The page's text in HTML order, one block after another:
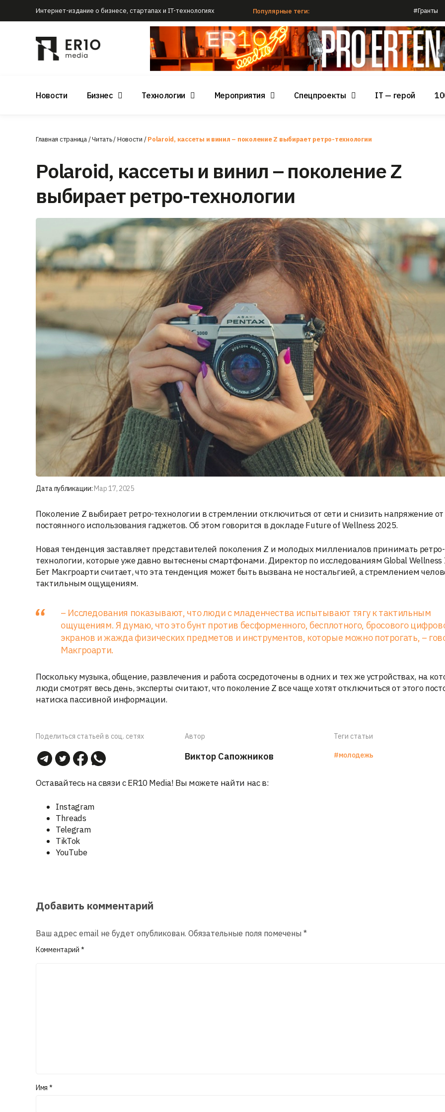
Интернет-издание о бизнесе, стартапах и IT-технологиях Популярные теги: #Гранты
Новости Бизнес Технологии Мероприятия Спецпроекты IT — герой
Главная страница/Читать/Новости /Polaroid, кассеты и винил – поколение Z выбирает ретро-технологии
Polaroid, кассеты и винил – поколение Z
выбирает ретро-технологии
Дата публикации: Мар 17, 2025
Поколение Z выбирает ретро-технологии в стремлении отключиться от сети и снизить напряжение от
постоянного использования гаджетов. Об этом говорится в докладе Future of Wellness 2025.
Новая тенденция заставляет представителей поколения Z и молодых миллениалов принимать ретро-
технологии, которые уже давно вытеснены смартфонами. Директор по исследованиям Global
Бет Макгроарти считает, что эта тенденция может быть вызвана не ностальгией, а стремлением
тактильным ощущениям.
– Исследования показывают, что люди с младенчества испытывают тягу к тактильным
ощущениям. Я думаю, что это бунт против бесформенного, бесплотного, бросового
экранов и жажда физических предметов и инструментов, которые можно потрогать, –
Макгроарти.
Поскольку музыка, общение, развлечения и работа сосредоточены в одних и тех же устройствах, на
люди смотрят весь день, эксперты считают, что поколение Z все чаще хотят отключиться от этого
натиска пассивной информации.
Поделиться статьей в соц. сетях Автор
Виктор Сапожников
Теги статьи
#молодежь
Оставайтесь на связи с ER10 Media! Вы можете найти нас в:
Instagram
Threads
Telegram
TikTok
YouTube
Добавить комментарий
Ваш адрес email не будет опубликован. Обязательные поля помечены *
Комментарий *
Имя *